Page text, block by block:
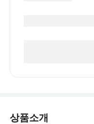
상품소개